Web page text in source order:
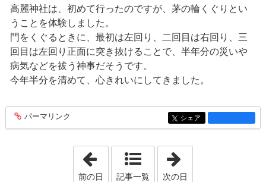
高麗神社は、初めて行ったのですが、茅の輪くぐりとい
うことを体験しました。
門をくぐるときに、最初は左回り、二回目は右回り、三
回目は左回り正面に突き抜けることで、半年分の災いや
病気などを祓う神事だそうです。
今年半分を清めて、心きれいにしてきました。
entry1275
パーマリンク entry1275
シェア
「2017年7月12日」
前の日 記事一覧 次の日